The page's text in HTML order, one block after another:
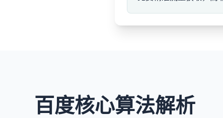
百度核心算法解析